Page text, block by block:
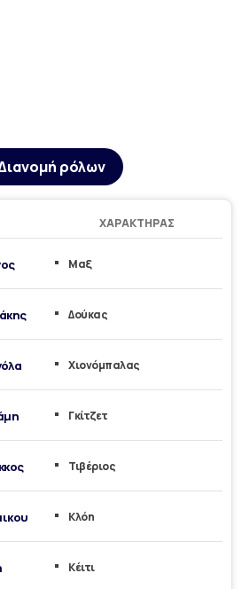
ρόλων
ΧΑΡΑΚΤΉΡΑΣ
Μαξ
Δούκας
Χιονόμπαλας
Γκίτζετ
Τιβέριος
Κλόη
Κέιτι